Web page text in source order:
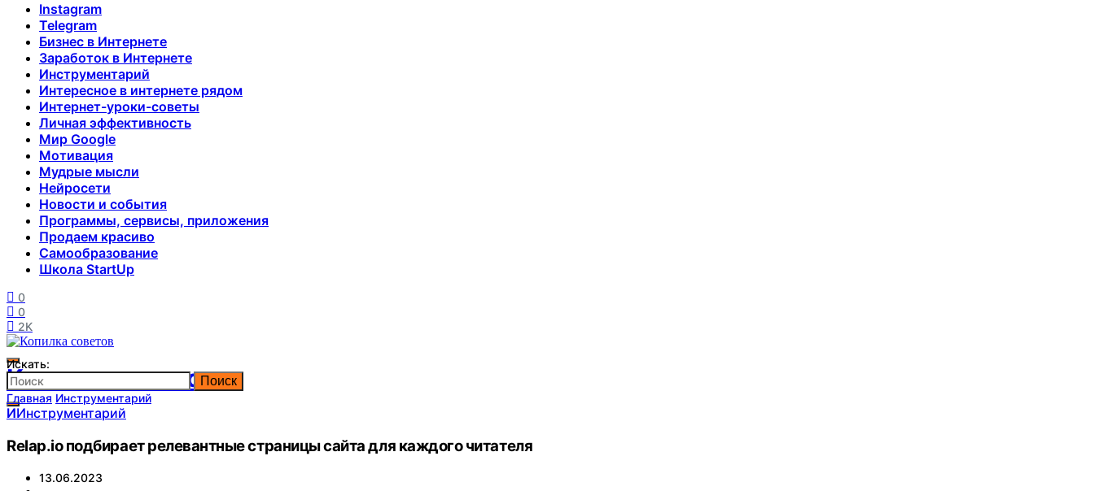
Instagram
Telegram
Бизнес в Интернете
Заработок в Интернете
Инструментарий
Интересное в интернете рядом
Интернет-уроки-советы
Личная эффективность
Мир Google
Мотивация
Мудрые мысли
Нейросети
Новости и события
Программы, сервисы, приложения
Продаем красиво
Самообразование
Школа StartUp
0
0
2K
Копилка советов
Искать:
Поиск
Главная Инструментарий
ИИнструментарий
Relap.io подбирает релевантные страницы сайта для каждого читателя
13.06.2023